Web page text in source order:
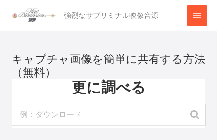
強烈なサブリミナル映像音源
キャプチャ画像を簡単に共有する方法
（無料）
更に調べる